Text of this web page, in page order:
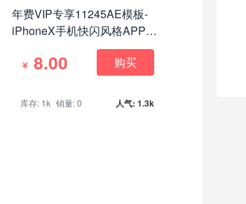
年费VIP专享11245AE模板-
iPhoneX手机快闪风格APP展
示动画片头，App Promo
Stomp – Phone X
8.00 购买
库存: 1k 销量: 0 人气: 1.3k